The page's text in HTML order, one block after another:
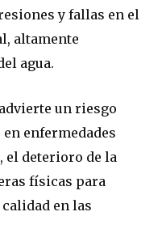
y fallas en el
altamente
agua.
un riesgo
enfermedades
el deterioro de la
físicas para
calidad en las